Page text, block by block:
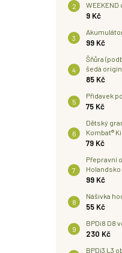
9 Kč
99 Kč
Šňůra
šedá
85 Kč
Přídavek
75 Kč
Dětský
Kombat®
79 Kč
Přepravní
99 Kč
Nášivka
55 Kč
BPDi8 D8
230 Kč
BPDi3 L3